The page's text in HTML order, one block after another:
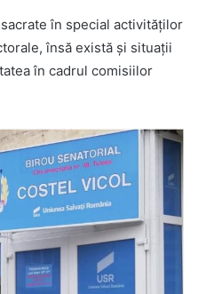
în special activităților
însă există și situații
în cadrul comisiilor